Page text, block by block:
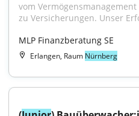
vom
zu Versicherungen. Unser
MLP Finanzberatung SE
Erlangen, Raum Nürnberg